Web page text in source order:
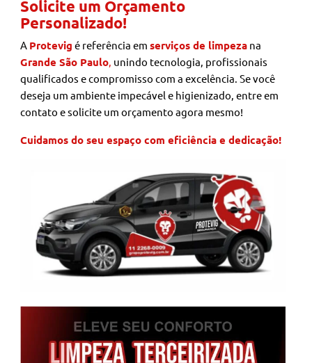
Solicite um Orçamento
Personalizado!
A Protevig é referência emserviços de limpeza na
Grande São Paulo unindo tecnologia, profissionais
qualificados e compromisso com a excelência. Se você
deseja um ambiente impecável e higienizado, entre em
contato e solicite um orçamento agora mesmo!
Cuidamos do seu espaço com eficiência e dedicação!